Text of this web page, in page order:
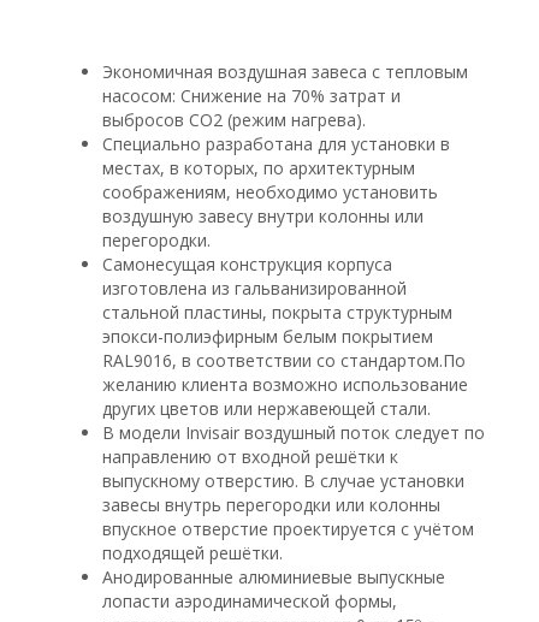
Экономичная воздушная завеса с тепловым
насосом: Снижение на 70% затрат и
выбросов CO2 (режим нагрева).
Специально разработана для установки в
местах, в которых, по архитектурным
соображениям, необходимо установить
воздушную завесу внутри колонны или
перегородки.
Самонесущая конструкция корпуса
изготовлена из гальванизированной
стальной пластины, покрыта структурным
эпокси-полиэфирным белым покрытием
RAL9016, в соответствии со стандартом.По
желанию клиента возможно использование
других цветов или нержавеющей стали.
В модели Invisair воздушный поток следует по
направлению от входной решётки к
выпускному отверстию. В случае установки
завесы внутрь перегородки или колонны
впускное отверстие проектируется с учётом
подходящей решётки.
Анодированные алюминиевые выпускные
лопасти аэродинамической формы,